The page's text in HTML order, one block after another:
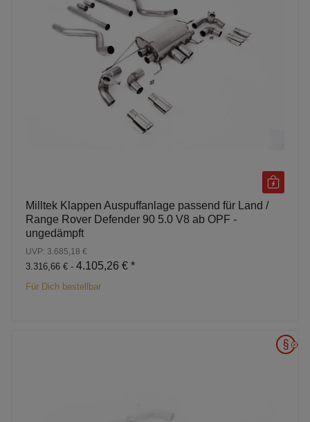
Milltek Klappen Auspuffanlage passend für Land /
Range Rover Defender 90 5.0 V8 ab OPF -
ungedämpft
UVP: 3.685,18 €
3.316,66 € - 4.105,26 € *
Für Dich bestellbar